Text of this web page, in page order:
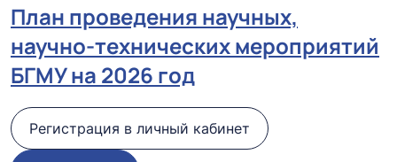
План проведения научных,
научно-технических мероприятий
БГМУ на 2026 год
Регистрация в личный кабинет